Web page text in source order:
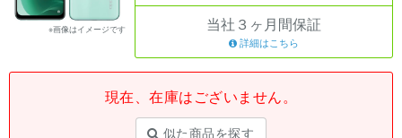
※画像はイメージです 当社３ヶ月間保証
詳細はこちら
現在、在庫はございません。
似た商品を探す
除外ワード
カテゴリー
商品ジャンルの絞り込み
「スマートフォン」「タブレット」など